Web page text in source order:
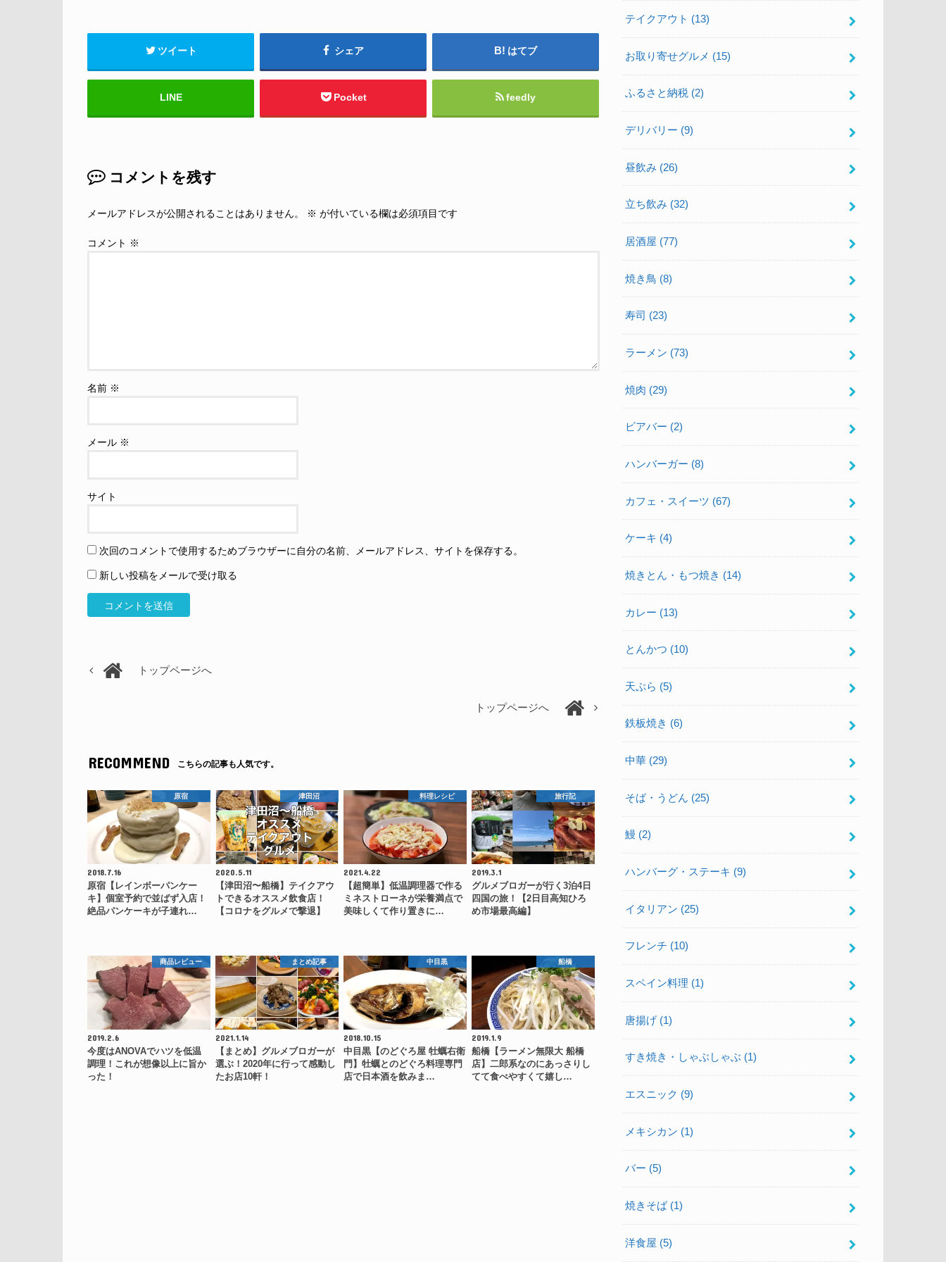
ツイート シェア はてブ
LINE Pocket feedly
コメントを残す
メールアドレスが公開されることはありません。 ※ が付いている欄は必須項目です
コメント ※
名前 ※
メール ※
サイト
次回のコメントで使用するためブラウザーに自分の名前、メールアドレス、サイトを保存する。
新しい投稿をメールで受け取る
トップページへ
トップページへ
RECOMMEND こちらの記事も人気です。
原宿
2018.7.16
原宿【レインボーパンケー
キ】個室予約で並ばず入店！
絶品パンケーキが子連れ…
津田沼
2020.5.11
【津田沼〜船橋】テイクアウ
トできるオススメ飲食店！
【コロナをグルメで撃退】
料理レシピ
2021.4.22
【超簡単】低温調理器で作る
ミネストローネが栄養満点で
美味しくて作り置きに…
旅行記
2019.3.1
グルメブロガーが行く3泊4日
四国の旅！【2日目高知ひろ
め市場最高編】
商品レビュー
2019.2.6
今度はANOVAでハツを低温
調理！これが想像以上に旨か
った！
まとめ記事
2021.1.14
【まとめ】グルメブロガーが
選ぶ！2020年に行って感動し
たお店10軒！
中目黒
2018.10.15
中目黒【のどぐろ屋 牡蠣右衛
門】牡蠣とのどぐろ料理専門
店で日本酒を飲みま…
船橋
2019.1.9
船橋【ラーメン無限大 船橋
店】二郎系なのにあっさりし
てて食べやすくて嬉し…
テイクアウト (13)
お取り寄せグルメ (15)
ふるさと納税 (2)
デリバリー (9)
昼飲み (26)
立ち飲み (32)
居酒屋 (77)
焼き鳥 (8)
寿司 (23)
ラーメン (73)
焼肉 (29)
ビアバー (2)
ハンバーガー (8)
カフェ・スイーツ (67)
ケーキ (4)
焼きとん・もつ焼き (14)
カレー (13)
とんかつ (10)
天ぷら (5)
鉄板焼き (6)
中華 (29)
そば・うどん (25)
鰻 (2)
ハンバーグ・ステーキ (9)
イタリアン (25)
フレンチ (10)
スペイン料理 (1)
唐揚げ (1)
すき焼き・しゃぶしゃぶ (1)
エスニック (9)
メキシカン (1)
バー (5)
焼きそば (1)
洋食屋 (5)